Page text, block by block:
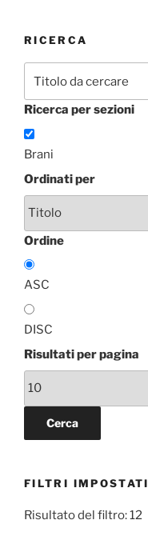
RICERCA
Ricerca per sezioni
Brani
Ordinati per
Ordine
ASC
DISC
Risultati per pagina
FILTRI IMPOSTATI
Risultato del filtro: 12